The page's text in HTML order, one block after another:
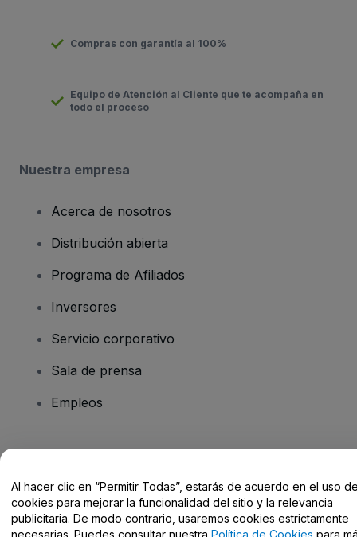
Compras con garantía al 100%
Equipo de Atención al Cliente que te acompaña en
todo el proceso
Nuestra empresa
Acerca de nosotros
Distribución abierta
Programa de Afiliados
Inversores
Servicio corporativo
Sala de prensa
Empleos
Centro de Ayuda / Contacto
Al hacer clic en “Permitir Todas”, estarás de acuerdo en el uso
cookies para mejorar la funcionalidad del sitio y la relevancia
publicitaria. De modo contrario, usaremos cookies estrictamente
necesarias. Puedes consultar nuestra Política de Cookies para